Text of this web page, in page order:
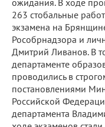
263 стобальные
экзамена на
Рособрнадзора и
Дмитрий Ливанов. В
департаменте
проводились в
постановлениями
Российской
департамента